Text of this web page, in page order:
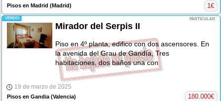
Pisos en Madrid (Madrid) 1€
-VENDO- PARTICULAR
Mirador del Serpis II
Piso en 4º planta, edifico con dos ascensores. En
la avenida del Grau de Gandía, Tres
habitaciones, dos baños una con
19 de marzo de 2025
Pisos en Gandia (Valencia) 180.000€